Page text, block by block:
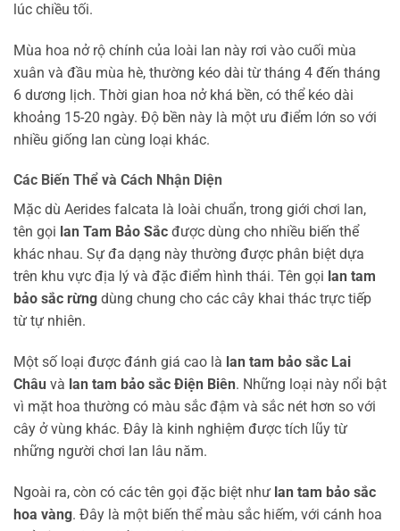
lúc chiều tối.
Mùa hoa nở rộ chính của loài lan này rơi vào cuối mùa
xuân và đầu mùa hè, thường kéo dài từ tháng 4 đến tháng
6 dương lịch. Thời gian hoa nở khá bền, có thể kéo dài
khoảng 15-20 ngày. Độ bền này là một ưu điểm lớn so với
nhiều giống lan cùng loại khác.
Các Biến Thể và Cách Nhận Diện
Mặc dù Aerides falcata là loài chuẩn, trong giới chơi lan,
tên gọi lan Tam Bảo Sắc được dùng cho nhiều biến thể
khác nhau. Sự đa dạng này thường được phân biệt dựa
trên khu vực địa lý và đặc điểm hình thái. Tên gọi lan tam
bảo sắc rừng dùng chung cho các cây khai thác trực tiếp
từ tự nhiên.
Một số loại được đánh giá cao là lan tam bảo sắc Lai
Châu và lan tam bảo sắc Điện Biên. Những loại này nổi bật
vì mặt hoa thường có màu sắc đậm và sắc nét hơn so với
cây ở vùng khác. Đây là kinh nghiệm được tích lũy từ
những người chơi lan lâu năm.
Ngoài ra, còn có các tên gọi đặc biệt như lan tam bảo sắc
hoa vàng. Đây là một biến thể màu sắc hiếm, với cánh hoa